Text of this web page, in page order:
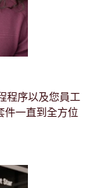
程序以及您員工
件一直到全方位